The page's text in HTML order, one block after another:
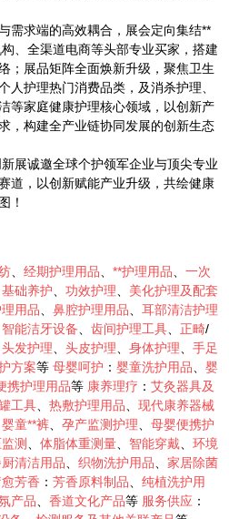
需求端的高效耦合，展会定向集结**
、全渠道电商等头部专业买家，搭建
；展品矩阵全面焕新升级，聚焦卫生
人护理热门消费品类，及消杀护理、
等家庭健康护理核心领域，以创新产
，构建全产业链协同发展的创新生态
展诚邀全球个护领军企业与顶尖专业
道，以创新赋能产业升级，共绘健康
！
经期护理用品 **护理用品
一次
基础养护 功效护理
美化护理及配套
用品 鼻腔护理用品
耳部清洁护理
智能洁牙设备 齿间护理工具 正畸/
头发护理 头皮护理 身体护理
手足
方案等 母婴呵护 ： 婴童洗护用品
婴
携护理用品等 康养理疗 ： 艾灸器具及
工具 热敷护理用品
现代康养器械
婴童**裤 孕产监测护理
母婴便携护
测 体脂体重测量 智能穿戴
环境
清洁用品 织物洗护用品
家居除菌
芳香 ： 芳香原料制品
纯植洗护用
产品 香道文化产品等 服务供应 ：